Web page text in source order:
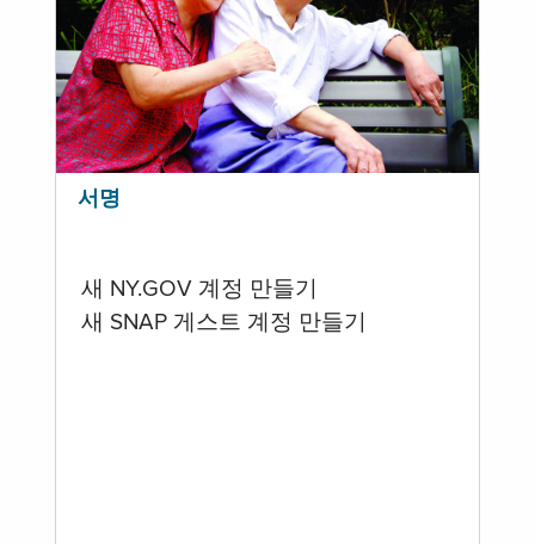
서명
새 NY.GOV 계정 만들기
새 SNAP 게스트 계정 만들기